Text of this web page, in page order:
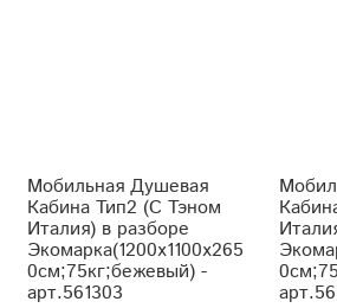
Мобильная Душевая
Кабина Тип2 (С Тэном
Италия) в разборе
Экомарка(1200x1100x265
0см;75кг;бежевый) -
арт.561303
Кабина Тип2 (С